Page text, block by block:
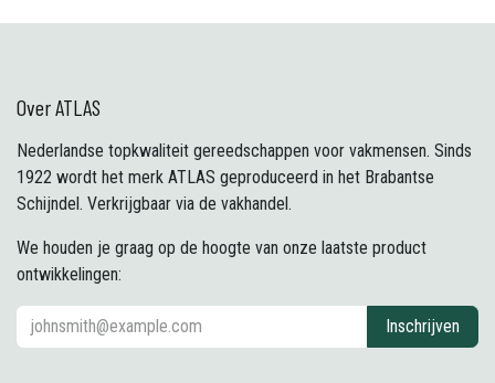
Over ATLAS
Nederlandse topkwaliteit gereedschappen voor vakmensen. Sinds
1922 wordt het merk ATLAS geproduceerd in het Brabantse
Schijndel. Verkrijgbaar via de vakhandel.
We houden je graag op de hoogte van onze laatste product
ontwikkelingen:
Inschrijven